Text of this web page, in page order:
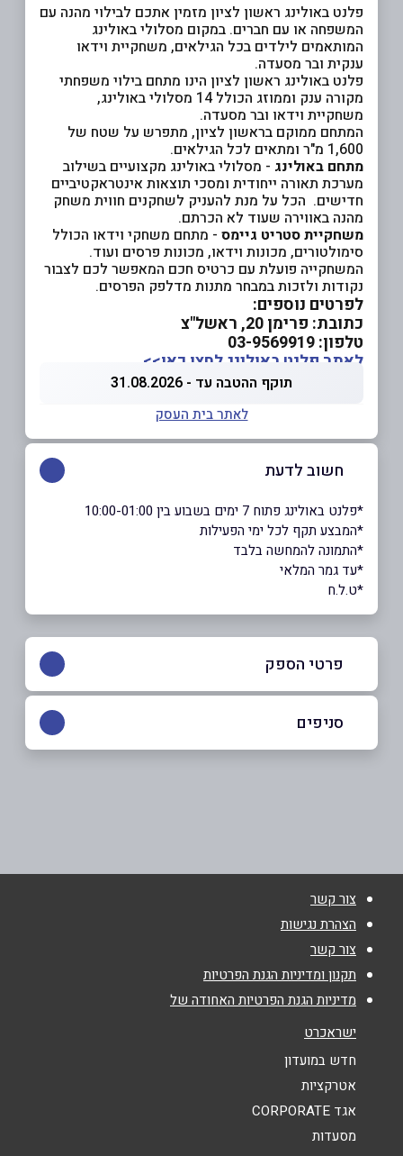
פלנט באולינג ראשון לציון מזמין אתכם לבילוי מהנה עם
המשפחה או עם חברים. במקום מסלולי באולינג
המותאמים לילדים בכל הגילאים, משחקיית וידאו
ענקית ובר מסעדה.
פלנט באולינג ראשון לציון הינו מתחם בילוי משפחתי
מקורה ענק וממוזג הכולל 14 מסלולי באולינג,
משחקיית וידאו ובר מסעדה.
המתחם ממוקם בראשון לציון, מתפרש על שטח של
1,600 מ"ר ומתאים לכל הגילאים.
מתחם באולינג - מסלולי באולינג מקצועיים בשילוב
מערכת תאורה ייחודית ומסכי תוצאות אינטראקטיביים
חדישים. הכל על מנת להעניק לשחקנים חווית משחק
מהנה באווירה שעוד לא הכרתם.
משחקיית סטריט גיימס - מתחם משחקי וידאו הכולל
סימולטורים, מכונות וידאו, מכונות פרסים ועוד.
המשחקייה פועלת עם כרטיס חכם המאפשר לכם לצבור
נקודות ולזכות במבחר מתנות מדלפק הפרסים.
לפרטים נוספים:
כתובת: פרימן 20, ראשל"צ
טלפון: 03-9569919
לאתר פלנט באולינג לחצו כאן>>
תוקף ההטבה עד - 31.08.2026
לאתר בית העסק
חשוב לדעת
*פלנט באולינג פתוח 7 ימים בשבוע בין 10:00-01:00
*המבצע תקף לכל ימי הפעילות
*התמונה להמחשה בלבד
*עד גמר המלאי
*ט.ל.ח
פרטי הספק
באתר בפייסבוק
טלפון*
אנא חזרו אלי בקשר ל...
הודעה
סניפים
צור קשר
הצהרת נגישות
צור קשר
תקנון ומדיניות הגנת הפרטיות
מדיניות הגנת הפרטיות האחודה של
ישראכרט
חדש במועדון
אטרקציות
אגד CORPORATE
מסעדות